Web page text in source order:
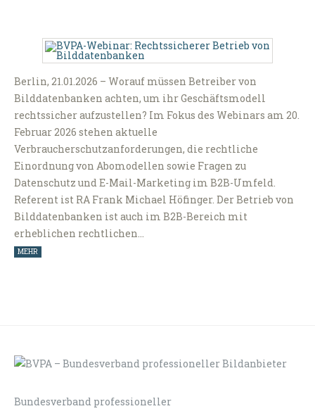
Berlin, 21.01.2026 – Worauf müssen Betreiber von
Bilddatenbanken achten, um ihr Geschäftsmodell
rechtssicher aufzustellen? Im Fokus des Webinars am 20.
Februar 2026 stehen aktuelle
Verbraucherschutzanforderungen, die rechtliche
Einordnung von Abomodellen sowie Fragen zu
Datenschutz und E-Mail-Marketing im B2B-Umfeld.
Referent ist RA Frank Michael Höfinger. Der Betrieb von
Bilddatenbanken ist auch im B2B-Bereich mit
erheblichen rechtlichen…
MEHR
Bundesverband professioneller